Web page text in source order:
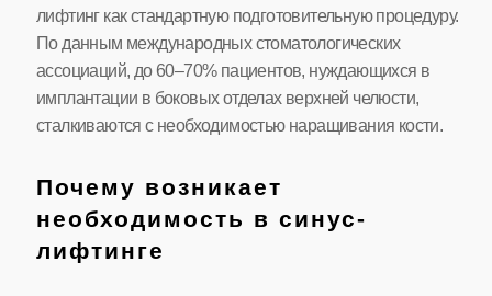
лифтинг как стандартную подготовительную процедуру.
По данным международных стоматологических
ассоциаций, до 60–70% пациентов, нуждающихся в
имплантации в боковых отделах верхней челюсти,
сталкиваются с необходимостью наращивания кости.
Почему возникает
необходимость в синус-
лифтинге